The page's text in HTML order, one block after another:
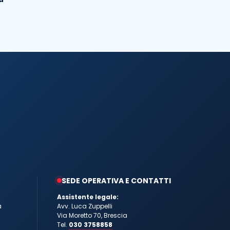
SEDE OPERATIVA E CONTATTI
Assistente legale:
Avv. Luca Zuppelli
Via Moretto 70, Brescia
Tel. 030 3758858